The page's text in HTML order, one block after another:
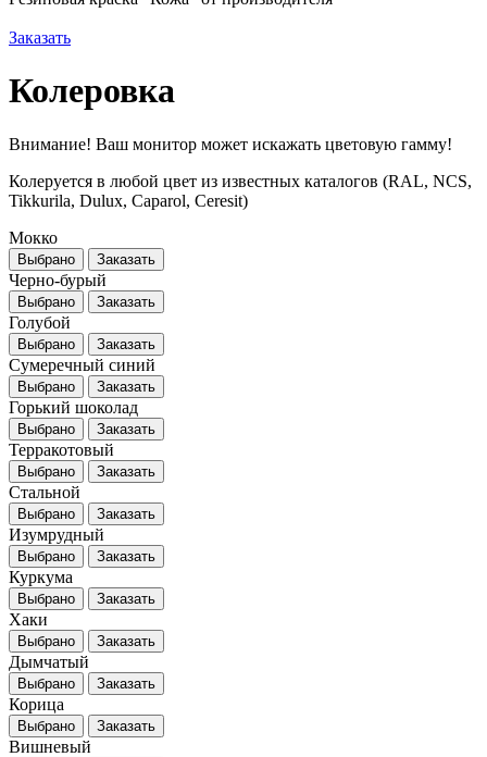
Заказать
Колеровка
Внимание! Ваш монитор может искажать цветовую гамму!
Колеруется в любой цвет из известных каталогов (RAL, NCS,
Tikkurila, Dulux, Caparol, Ceresit)
Мокко
Выбрано Заказать
Черно-бурый
Выбрано Заказать
Голубой
Выбрано Заказать
Сумеречный синий
Выбрано Заказать
Горький шоколад
Выбрано Заказать
Терракотовый
Выбрано Заказать
Стальной
Выбрано Заказать
Изумрудный
Выбрано Заказать
Куркума
Выбрано Заказать
Хаки
Выбрано Заказать
Дымчатый
Выбрано Заказать
Корица
Выбрано Заказать
Вишневый